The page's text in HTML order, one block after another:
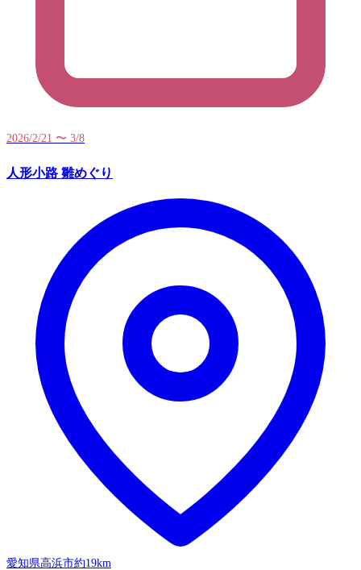
2026/2/21 〜 3/8
人形小路 雛めぐり
愛知県高浜市約19km